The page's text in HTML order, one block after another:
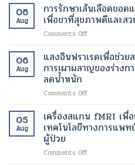
06
Aug
การรักษาเส้นเลือดขอ
เพื่อขาที่สุขภาพดีและส
Comments Offon
รักษา
เส้นเลือด
ขอด
ไม่
เทคโนโลยี
สมัย
ใหม่
ขา
06
Aug
แสงอินฟราเรดเพื่อช่วย
การเผาผลาญของร่างก
ลดน้ำหนัก
Comments Offon
อินฟราเรด
เพื่อ
ช่วย
ไข
05
Aug
เครื่องสแกน fMRI เพื่
เทคโนโลยีทางการแพ
ผู้ป่วย
Comments Offon